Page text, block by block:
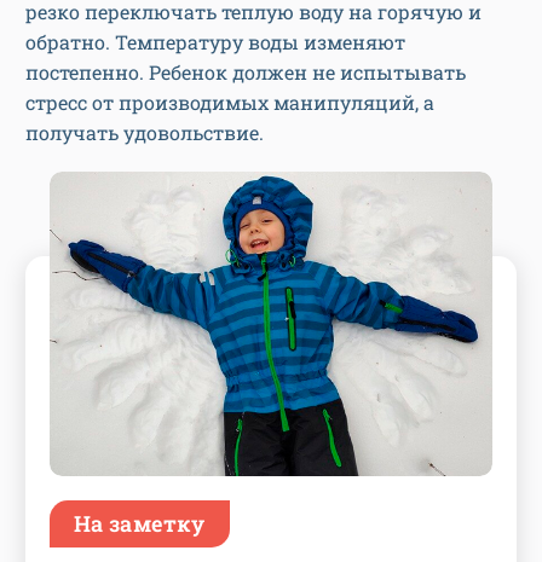
резко переключать теплую воду на горячую и
обратно. Температуру воды изменяют
постепенно. Ребенок должен не испытывать
стресс от производимых манипуляций, а
получать удовольствие.
На заметку